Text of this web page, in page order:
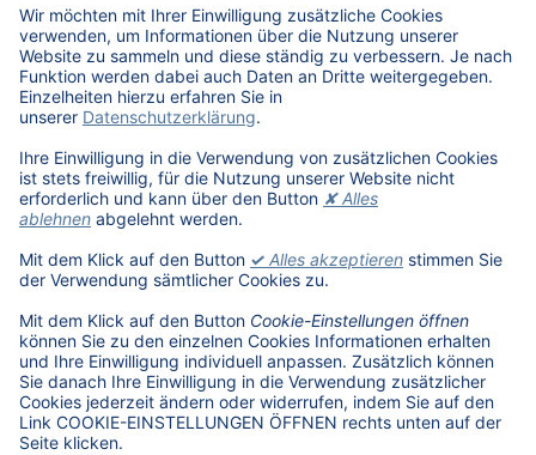
Übersicht
Stellenangebote
Benefits
DAT als Arbeitgeber
Schüler, Absolventen, Studenten
#getDATjob
DAT International
Wir über uns
DAT Historie
Nachhaltigkeit
Informationssicherheit
Anfahrt